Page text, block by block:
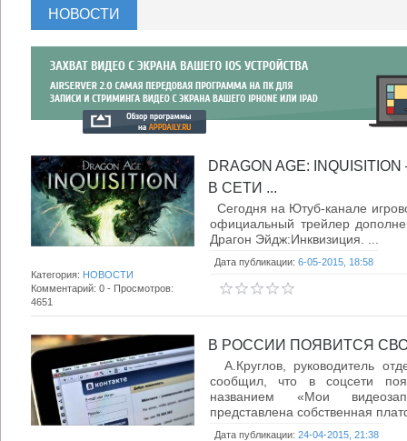
НОВОСТИ
DRAGON AGE:
В СЕТИ ...
Сегодня на Ютуб-канале
официальный трейлер
Драгон Эйдж:Инквизиция. ...
Дата публикации: 6-05-2015, 18:58
Категория: НОВОСТИ
Комментарий: 0 - Просмотров:
4651
В РОССИИ ПОЯВИТСЯ
А.Круглов, руководитель
сообщил, что в соцсети
названием «Мои
представлена собственная
Дата публикации: 24-04-2015, 21:38